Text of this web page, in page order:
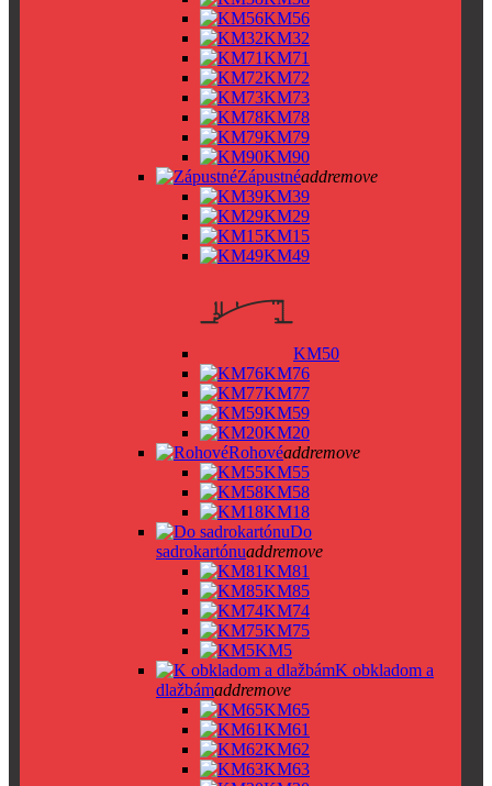
KM56
KM32
KM71
KM72
KM73
KM78
KM79
KM90
Zápustnéaddremove
KM39
KM29
KM15
KM49
KM50
KM76
KM77
KM59
KM20
Rohovéaddremove
KM55
KM58
KM18
Do
sadrokartónuaddremove
KM81
KM85
KM74
KM75
KM5
K obkladom a
dlažbámaddremove
KM65
KM61
KM62
KM63